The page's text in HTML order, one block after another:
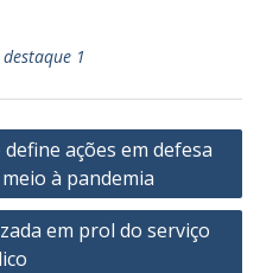
1
ações em defesa
à pandemia
em prol do serviço